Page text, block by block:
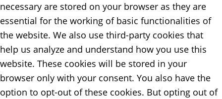
necessary are stored on your browser as they are
essential for the working of basic functionalities of
the website. We also use third-party cookies that
help us analyze and understand how you use this
website. These cookies will be stored in your
browser only with your consent. You also have the
option to opt-out of these cookies. But opting out of